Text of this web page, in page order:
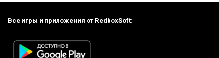
Все игры и приложения от RedboxSoft: